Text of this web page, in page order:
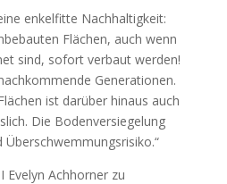
enkelfitte Nachhaltigkeit:
Flächen, auch wenn
sind, sofort verbaut werden!
Generationen.
ist darüber hinaus auch
Die Bodenversiegelung
Evelyn Achhorner zu